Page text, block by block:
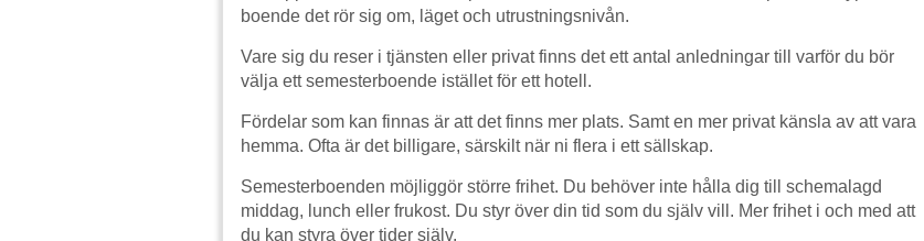
boende det rör sig om, läget och utrustningsnivån.
Vare sig du reser i tjänsten eller privat finns det ett antal anledningar till varför du bör
välja ett semesterboende istället för ett hotell.
Fördelar som kan finnas är att det finns mer plats. Samt en mer privat känsla av att vara
hemma. Ofta är det billigare, särskilt när ni flera i ett sällskap.
Semesterboenden möjliggör större frihet. Du behöver inte hålla dig till schemalagd
middag, lunch eller frukost. Du styr över din tid som du själv vill. Mer frihet i och med att
du kan styra över tider själv.